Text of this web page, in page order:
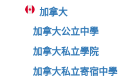
加拿大
加拿大公立中學
加拿大私立學院
加拿大私立寄宿中學